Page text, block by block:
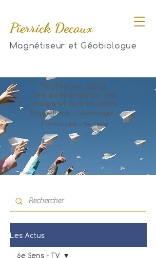
Pierrick Decaux
Magnétiseur et Géobiologue
Toutes les actus,
les évènements, les
dates et autres infos
Magnétisme - Géobiologie -
Formations - 6e Sens
Les Actus
6e Sens - TV